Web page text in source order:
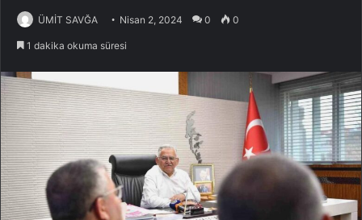
ÜMİT SAVĞA Nisan 2, 2024 0 0
1 dakika okuma süresi